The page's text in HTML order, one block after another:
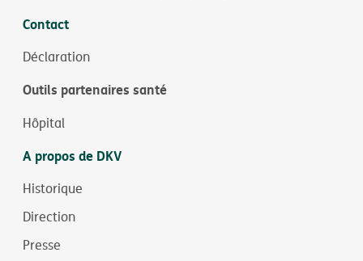
Contact
Déclaration
Outils partenaires santé
Hôpital
A propos de DKV
Historique
Direction
Presse